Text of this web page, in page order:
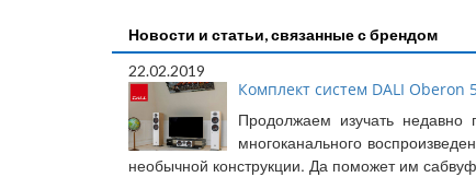
Новости и статьи, связанные с брендом
22.02.2019
Комплект систем DALI Oberon
Продолжаем изучать недавно
многоканального
необычной конструкции. Да поможет им